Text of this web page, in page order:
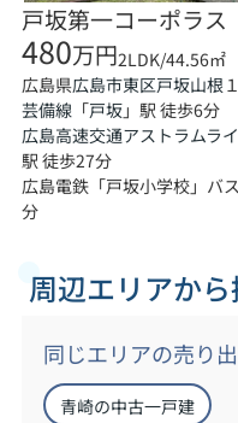
戸坂第一コーポラス
480万円2LDK/44.56㎡
広島県広島市東区戸坂山根
芸備線 「戸坂」駅 徒歩6分
広島高速交通アストラムラ
駅 徒歩27分
広島電鉄「戸坂小学校」
分
周辺エリアか
同じエリアの売り
青崎の中古一戸建